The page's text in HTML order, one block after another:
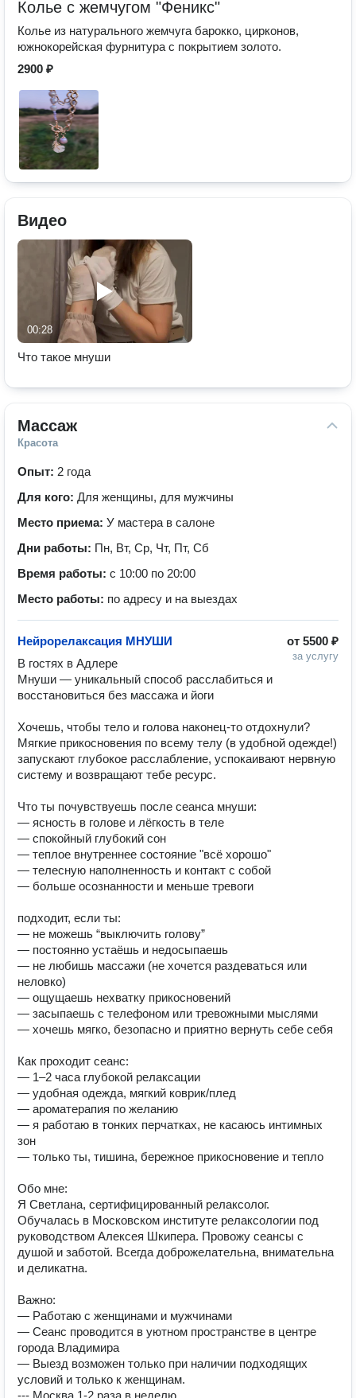
Колье с жемчугом "Феникс"
Колье из натурального жемчуга барокко, цирконов,
южнокорейская фурнитура с покрытием золото.
2900 ₽
Видео
00:28
Что такое мнуши
Массаж
Красота
Опыт: 2 года
Для кого: Для женщины, для мужчины
Место приема: У мастера в салоне
Дни работы: Пн, Вт, Ср, Чт, Пт, Сб
Время работы: с 10:00 по 20:00
Место работы: по адресу и на выездах
от 5500 ₽
за услугу
Нейрорелаксация МНУШИ
В гостях в Адлере
Мнуши — уникальный способ расслабиться и
восстановиться без массажа и йоги
Хочешь, чтобы тело и голова наконец-то отдохнули?
Мягкие прикосновения по всему телу (в удобной одежде!)
запускают глубокое расслабление, успокаивают нервную
систему и возвращают тебе ресурс.
Что ты почувствуешь после сеанса мнуши:
— ясность в голове и лёгкость в теле
— спокойный глубокий сон
— теплое внутреннее состояние "всё хорошо"
— телесную наполненность и контакт с собой
— больше осознанности и меньше тревоги
подходит, если ты:
— не можешь “выключить голову”
— постоянно устаёшь и недосыпаешь
— не любишь массажи (не хочется раздеваться или
неловко)
— ощущаешь нехватку прикосновений
— засыпаешь с телефоном или тревожными мыслями
— хочешь мягко, безопасно и приятно вернуть себе себя
Как проходит сеанс:
— 1–2 часа глубокой релаксации
— удобная одежда, мягкий коврик/плед
— ароматерапия по желанию
— я работаю в тонких перчатках, не касаюсь интимных
зон
— только ты, тишина, бережное прикосновение и тепло
Обо мне:
Я Светлана, сертифицированный релаксолог.
Обучалась в Московском институте релаксологии под
руководством Алексея Шкипера. Провожу сеансы с
душой и заботой. Всегда доброжелательна, внимательна
и деликатна.
Важно:
— Работаю с женщинами и мужчинами
— Сеанс проводится в уютном пространстве в центре
города Владимира
— Выезд возможен только при наличии подходящих
условий и только к женщинам.
--- Москва 1-2 раза в неделю